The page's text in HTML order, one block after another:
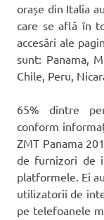
orașe din Italia
care se află în
accesări ale
sunt: Panama,
Chile, Peru,
65% dintre
conform
ZMT Panama
de furnizori de
platformele. Ei
utilizatorii de
pe telefoanele